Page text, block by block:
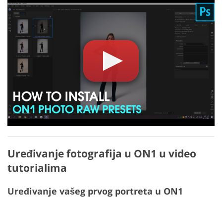
Uređivanje fotografija u ON1 u video
tutorialima
Uređivanje vašeg prvog portreta u ON1